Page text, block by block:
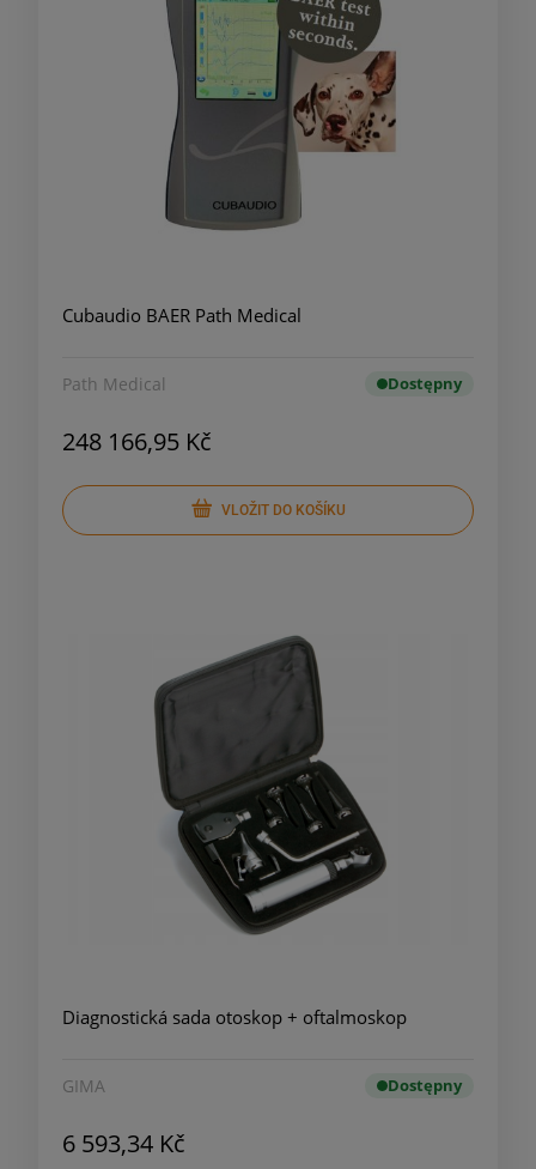
Cubaudio BAER Path Medical
Path Medical Dostępny
248 166,95 Kč
VLOŽIT DO KOŠÍKU
Diagnostická sada otoskop + oftalmoskop
GIMA Dostępny
6 593,34 Kč